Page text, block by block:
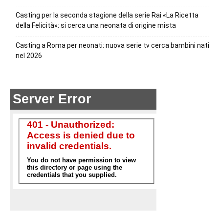
Casting per la seconda stagione della serie Rai «La Ricetta
della Felicità»: si cerca una neonata di origine mista
Casting a Roma per neonati: nuova serie tv cerca bambini nati
nel 2026